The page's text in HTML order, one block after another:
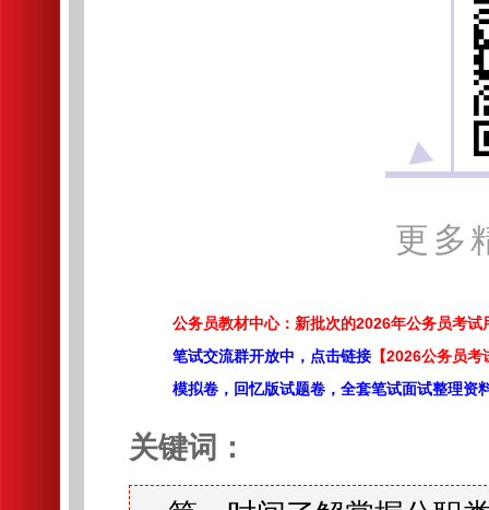
更多
公务员教材中心：新批次的2026年公务员考试
笔试交流群开放中，点击链接 【2026公务员
模拟卷，回忆版试题卷，全套笔试面试整理资
关键词：